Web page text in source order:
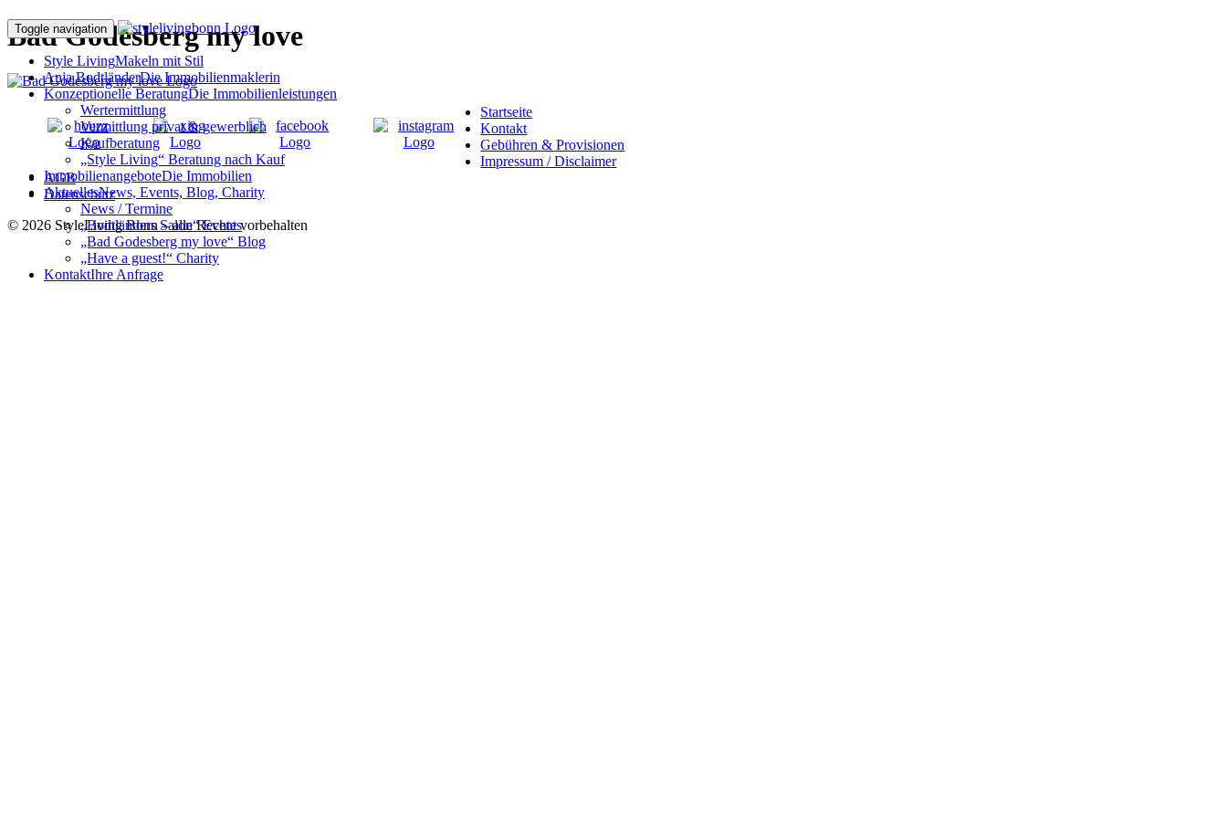
Toggle navigation
Style LivingMakeln mit Stil
Anja BodtländerDie Immobilienmaklerin
Konzeptionelle BeratungDie Immobilienleistungen
Wertermittlung
Vermittlung privat & gewerblich
Kaufberatung
„Style Living“ Beratung nach Kauf
ImmobilienangeboteDie Immobilien
AktuellesNews, Events, Blog, Charity
News / Termine
„Bodtländers Salon“ Events
„Bad Godesberg my love“ Blog
„Have a guest!“ Charity
KontaktIhre Anfrage
Bad Godesberg my love
Startseite
Kontakt
Gebühren & Provisionen
Impressum / Disclaimer
AGB
Datenschutz
© 2026 StyleLiving Bonn – alle Rechte vorbehalten